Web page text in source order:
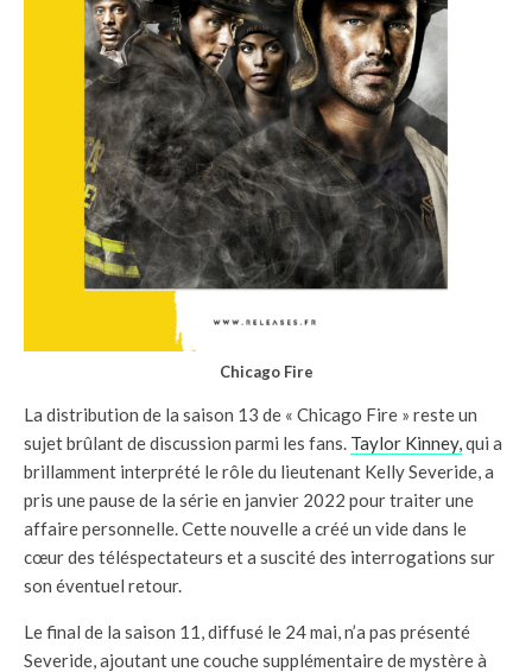
Chicago Fire
La distribution de la saison 13 de « Chicago Fire » reste un
sujet brûlant de discussion parmi les fans. Taylor Kinney,qui a
brillamment interprété le rôle du lieutenant Kelly Severide, a
pris une pause de la série en janvier 2022 pour traiter une
affaire personnelle. Cette nouvelle a créé un vide dans le
cœur des téléspectateurs et a suscité des interrogations sur
son éventuel retour.
Le final de la saison 11, diffusé le 24 mai, n’a pas présenté
Severide, ajoutant une couche supplémentaire de mystère à